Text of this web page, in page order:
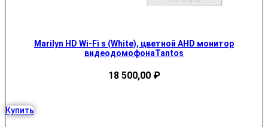
Marilyn HD Wi-Fi s (White), цветной AHD монитор
видеодомофонаTantos
18 500,00 ₽
Купить